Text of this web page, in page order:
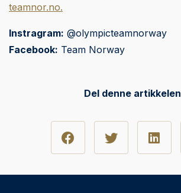
teamnor.no.
Instragram: @olympicteamnorway
Facebook: Team Norway
Del denne artikkelen